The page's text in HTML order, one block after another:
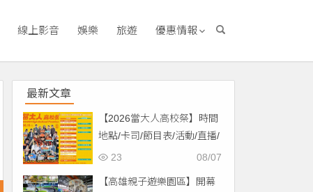
線上影音 娛樂 旅遊 優惠情報
最新文章
【2026當大人高校祭】時間
地點/卡司/節目表/活動/直播/
交通，免費入場！
08/07
23
【高雄親子遊樂園區】開幕